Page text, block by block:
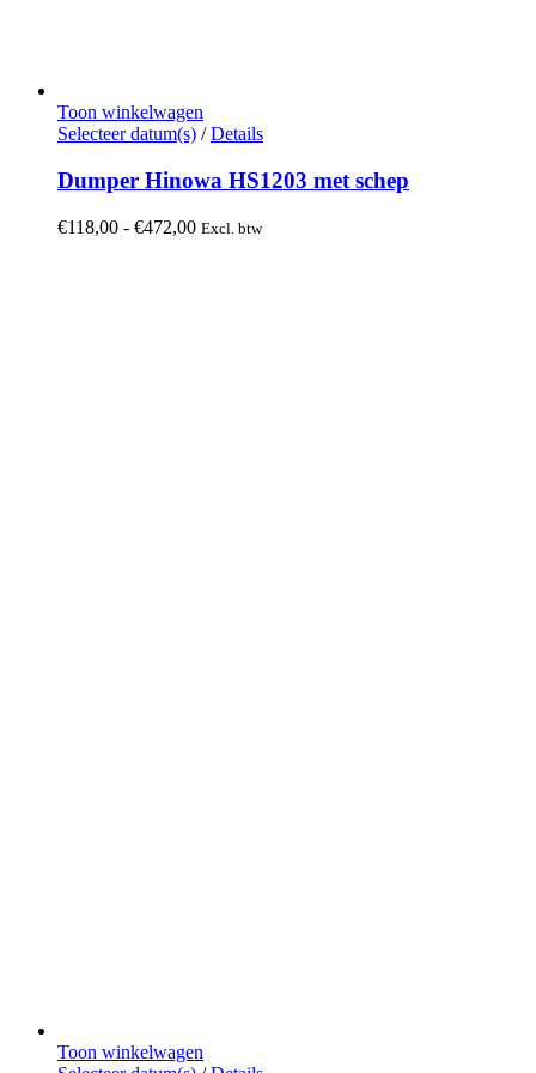
Toon winkelwagen
Selecteer datum(s) Dit
heeft
meerdere
variaties.
Deze
/ Details
Dumper Hinowa HS1203 met schep
€118,00 - €472,00Prijsklasse:
Excl. btw
Toon winkelwagen